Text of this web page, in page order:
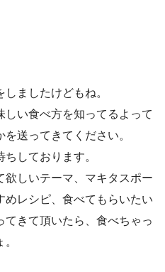
しましたけどもね。
い食べ方を知ってるよって
送ってきてください。
しております。
しいテーマ、マキタスポー
めレシピ、食べてもらいたい
てきて頂いたら、食べちゃっ